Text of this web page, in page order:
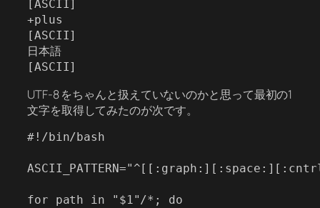
[ASCII]
+plus
[ASCII]
日本語
UTF-8 をちゃんと扱えていないのかと思って最初の1
文字を取得してみたのが次です。
#!/bin/bash
for path in "$1"/*; do